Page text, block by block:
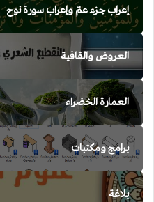
إعراب جزء عمّ وإعراب سورة نوح
العروض والقافية
العمارة الخضراء
برامج ومكتبات
بلاغة